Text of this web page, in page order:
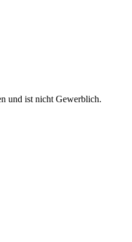
und ist nicht Gewerblich.